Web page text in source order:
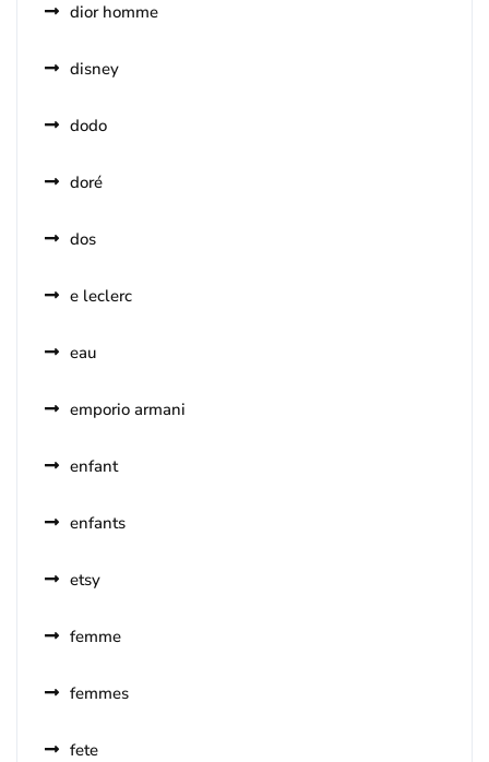
dior homme
disney
dodo
doré
dos
e leclerc
eau
emporio armani
enfant
enfants
etsy
femme
femmes
fete